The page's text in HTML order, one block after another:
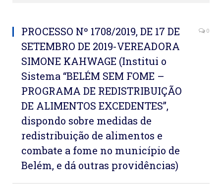
PROCESSO Nº 1708/2019, DE 17 DE
SETEMBRO DE 2019-VEREADORA
SIMONE KAHWAGE (Institui o
Sistema “BELÉM SEM FOME –
PROGRAMA DE REDISTRIBUIÇÃO
DE ALIMENTOS EXCEDENTES”,
dispondo sobre medidas de
redistribuição de alimentos e
combate a fome no município de
Belém, e dá outras providências)
0